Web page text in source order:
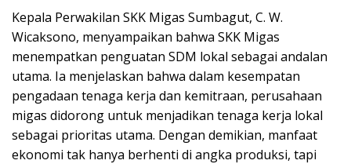
Kepala Perwakilan SKK Migas Sumbagut, C. W.
Wicaksono, menyampaikan bahwa SKK Migas
menempatkan penguatan SDM lokal sebagai andalan
utama. Ia menjelaskan bahwa dalam kesempatan
pengadaan tenaga kerja dan kemitraan, perusahaan
migas didorong untuk menjadikan tenaga kerja lokal
sebagai prioritas utama. Dengan demikian, manfaat
ekonomi tak hanya berhenti di angka produksi, tapi